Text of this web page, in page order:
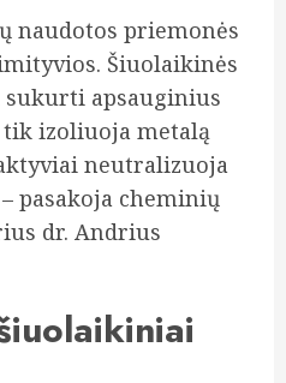
naudotos priemonės
Šiuolaikinės
apsauginius
izoliuoja metalą
neutralizuoja
pasakoja cheminių
dr. Andrius